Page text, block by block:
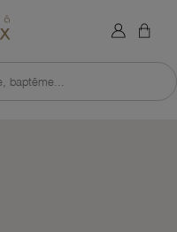
Retour à l'accueil du site
baptême...
×